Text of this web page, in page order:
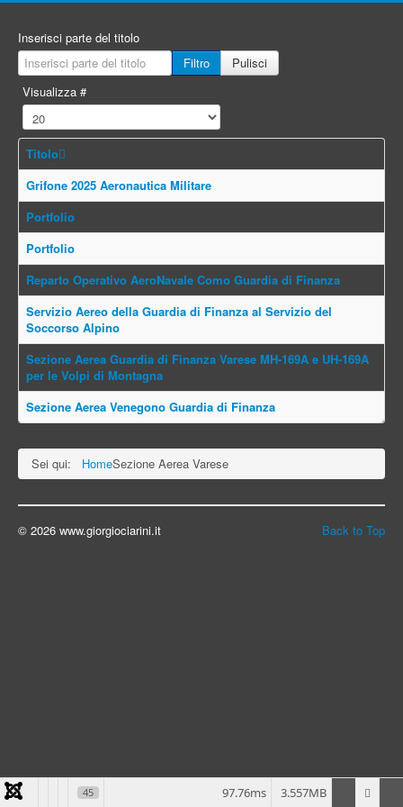
Inserisci parte del titolo
Filtro
Pulisci
Visualizza #
Titolo
Grifone 2025 Aeronautica Militare
Portfolio
Portfolio
Reparto Operativo AeroNavale Como Guardia di Finanza
Servizio Aereo della Guardia di Finanza al Servizio del
Soccorso Alpino
Sezione Aerea Guardia di Finanza Varese MH-169A e UH-169A
per le Volpi di Montagna
Sezione Aerea Venegono Guardia di Finanza
Sei qui: HomeSezione Aerea Varese
Back to Top
© 2026 www.giorgiociarini.it
45 3.557MB
97.76ms